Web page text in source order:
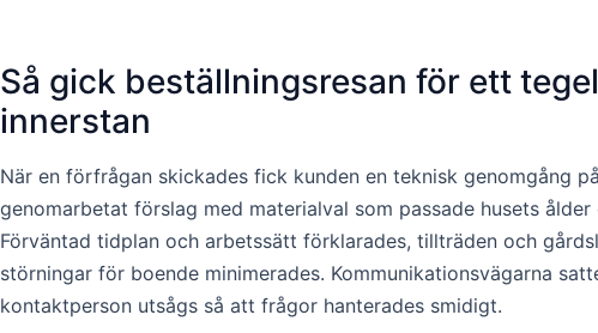
Så gick beställningsresan för ett
innerstan
När en förfrågan skickades fick kunden en teknisk genomgång
genomarbetat förslag med materialval som passade husets
Förväntad tidplan och arbetssätt förklarades, tillträden och
störningar för boende minimerades. Kommunikationsvägarna
kontaktperson utsågs så att frågor hanterades smidigt.